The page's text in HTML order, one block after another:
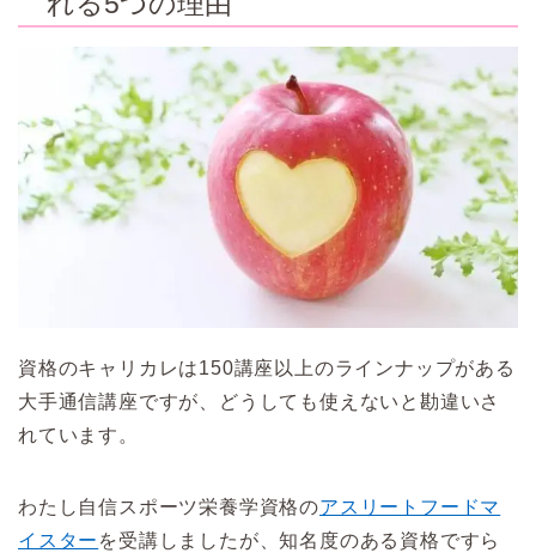
資格のキャリカレは150講座以上のラインナップがある
大手通信講座ですが、どうしても使えないと勘違いさ
れています。
わたし自信スポーツ栄養学資格のアスリートフードマ
イスター を受講しましたが、知名度のある資格ですら